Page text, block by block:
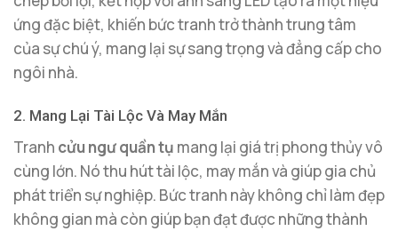
ứng đặc biệt, khiến bức tranh trở thành trung tâm
của sự chú ý, mang lại sự sang trọng và đẳng cấp cho
ngôi nhà.
2. Mang Lại Tài Lộc Và May Mắn
Tranh cửu ngư quần tụ mang lại giá trị phong thủy vô
cùng lớn. Nó thu hút tài lộc, may mắn và giúp gia chủ
phát triển sự nghiệp. Bức tranh này không chỉ làm đẹp
không gian mà còn giúp bạn đạt được những thành